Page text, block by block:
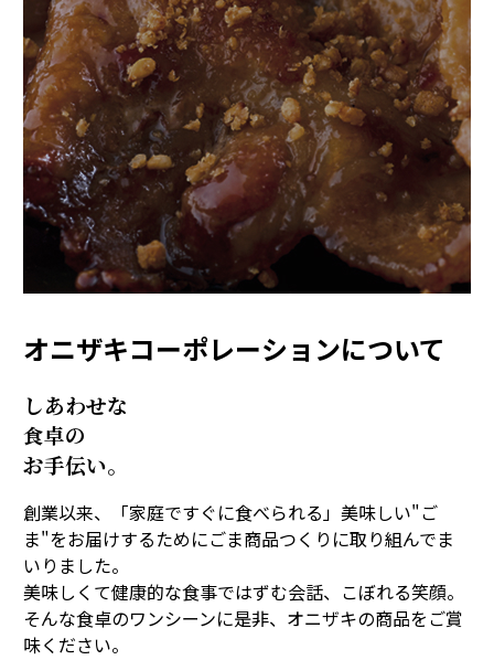
オニザキコーポレーションについて
しあわせな
食卓の
お手伝い。
創業以来、「家庭ですぐに食べられる」美味しい"ご
ま"をお届けするためにごま商品つくりに取り組んでま
いりました。
美味しくて健康的な食事ではずむ会話、こぼれる笑顔。
そんな食卓のワンシーンに是非、オニザキの商品をご賞
味ください。